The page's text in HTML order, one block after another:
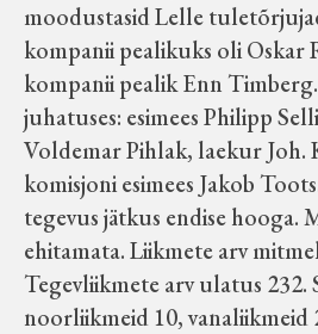
moodustasid Lelle
kompanii pealikuks oli Oskar
kompanii pealik Enn
juhatuses: esimees Philipp
Voldemar Pihlak, laekur Joh.
komisjoni esimees Jakob
tegevus jätkus endise hooga.
ehitamata. Liikmete arv
Tegevliikmete arv ulatus 232.
noorliikmeid 10, vanaliikmeid